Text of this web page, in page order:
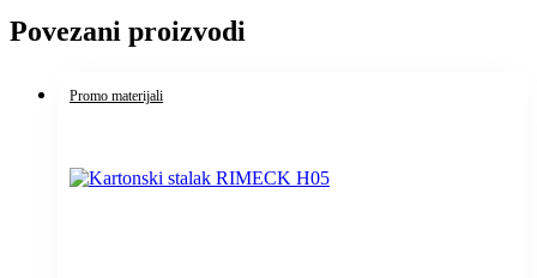
Povezani proizvodi
Promo materijali